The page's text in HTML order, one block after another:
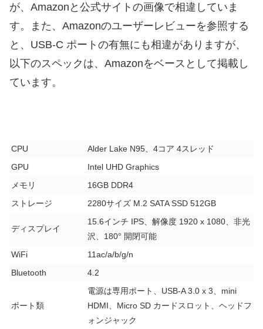
が、Amazonと公式サイトの画像で相違していま
す。また、Amazonのユーザーレビューを参照する
と、USB-C ポートの有無にも相違がありますが、
以下のスペックは、Amazonをベースとして掲載し
ています。
CPU
Alder Lake N95、4コア 4スレッド
GPU
Intel UHD Graphics
メモリ
16GB DDR4
ストレージ
2280サイズ M.2 SATA SSD 512GB
ディスプレイ
15.6インチ IPS、解像度 1920 x 1080、非光
沢、180° 開閉可能
WiFi
11ac/a/b/g/n
Bluetooth
4.2
ポート類
電源は専用ポート、USB-A 3.0 x 3、mini
HDMI、Micro SD カードスロット、ヘッドフ
ォンジャック